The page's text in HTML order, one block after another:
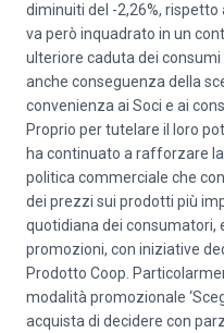
diminuiti del -2,26%,
va però inquadrato in un
ulteriore caduta dei
anche conseguenza della
convenienza ai Soci e ai
Proprio per tutelare il loro
ha continuato a rafforzare
politica commerciale che
dei prezzi sui prodotti più
quotidiana dei consumatori,
promozioni, con iniziative
Prodotto Coop.
modalità promozionale
acquista di decidere con